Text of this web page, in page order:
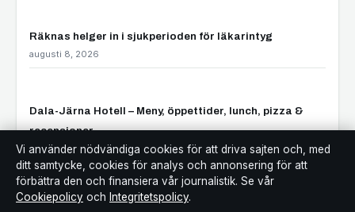
Räknas helger in i sjukperioden för läkarintyg
augusti 8, 2026
Dala-Järna Hotell – Meny, öppettider, lunch, pizza &
recensioner
augusti 8, 2026
Vem är My Martens? – Nio års stalkning och TV4-
Vi använder nödvändiga cookies för att driva sajten och, med
ditt samtycke, cookies för analys och annonsering för att
förbättra den och finansiera vår journalistik. Se vår
Cookiepolicy och Integritetspolicy.